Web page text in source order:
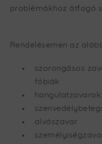
problémákhoz átfogó
Rendelésemen az
szorongásos
fóbiák
alvászavar